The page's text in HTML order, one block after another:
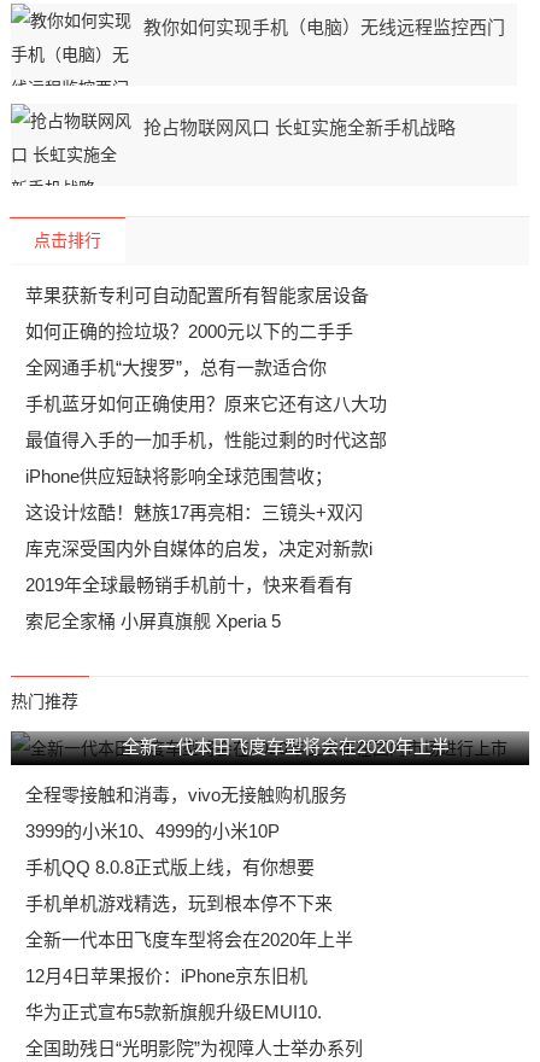
教你如何实现手机（电脑）无线远程监控西门
抢占物联网风口 长虹实施全新手机战略
点击排行
苹果获新专利可自动配置所有智能家居设备
如何正确的捡垃圾？2000元以下的二手手
全网通手机“大搜罗”，总有一款适合你
手机蓝牙如何正确使用？原来它还有这八大功
最值得入手的一加手机，性能过剩的时代这部
iPhone供应短缺将影响全球范围营收；
这设计炫酷！魅族17再亮相：三镜头+双闪
库克深受国内外自媒体的启发，决定对新款i
2019年全球最畅销手机前十，快来看看有
索尼全家桶 小屏真旗舰 Xperia 5
热门推荐
全新一代本田飞度车型将会在2020年上半
全程零接触和消毒，vivo无接触购机服务
3999的小米10、4999的小米10P
手机QQ 8.0.8正式版上线，有你想要
手机单机游戏精选，玩到根本停不下来
全新一代本田飞度车型将会在2020年上半
12月4日苹果报价：iPhone京东旧机
华为正式宣布5款新旗舰升级EMUI10.
全国助残日“光明影院”为视障人士举办系列